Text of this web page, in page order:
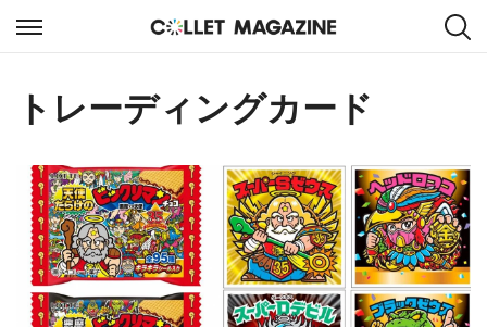
トレーディングカード